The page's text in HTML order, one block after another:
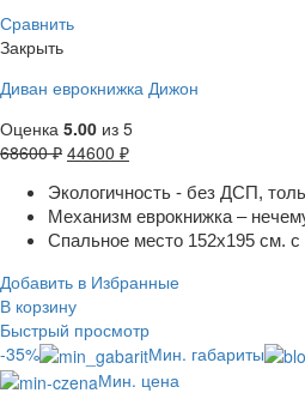
Сравнить
Закрыть
Диван еврокнижка Дижон
Оценка 5.00 из 5
68600₽ 44600 ₽
Экологичность - без ДСП,
Механизм еврокнижка –
Спальное место 152х195 см.
Добавить в Избранные
В корзину
Быстрый просмотр
-35%
Мин. габариты
Мин. цена